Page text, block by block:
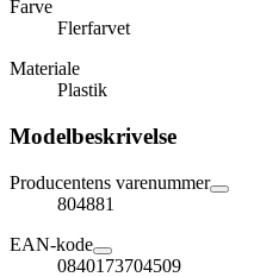
Farve
Flerfarvet
Materiale
Plastik
Modelbeskrivelse
Producentens varenummer
804881
EAN-kode
0840173704509